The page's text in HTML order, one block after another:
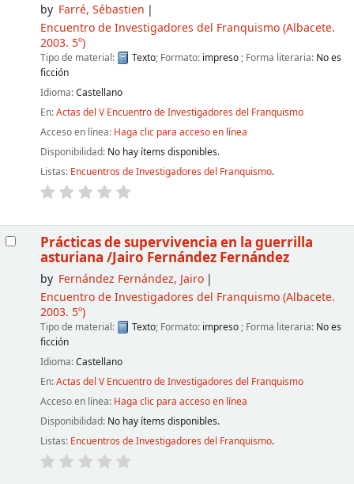
by Farré, Sébastien
Encuentro de Investigadores del Franquismo(Albacete.
2003. 5º)
Tipo de material: Texto; Formato: impreso ; Forma literaria: No es
ficción
Idioma:Castellano
En:Actas del V Encuentro de Investigadores del Franquismo
Acceso en línea: Haga clic para acceso en línea
Disponibilidad: No hay ítems disponibles.
Listas: Encuentros de Investigadores del Franquismo.
Prácticas de supervivencia en la guerrilla
asturiana /Jairo Fernández Fernández
by Fernández Fernández, Jairo
Encuentro de Investigadores del Franquismo(Albacete.
2003. 5º)
Tipo de material: Texto; Formato: impreso ; Forma literaria: No es
ficción
Idioma:Castellano
En:Actas del V Encuentro de Investigadores del Franquismo
Acceso en línea: Haga clic para acceso en línea
Disponibilidad: No hay ítems disponibles.
Listas: Encuentros de Investigadores del Franquismo.